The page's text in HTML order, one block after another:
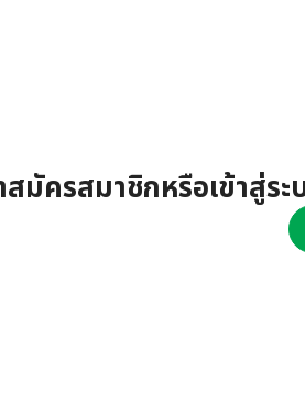
มัครสมาชิกหรือเข้าสู่ระ